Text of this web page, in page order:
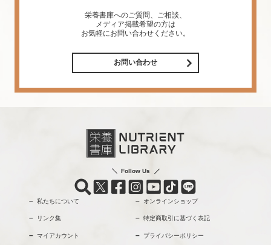
栄養書庫へのご質問、ご相談、
メディア掲載希望の方は
お気軽にお問い合わせください。
お問い合わせ
Follow Us
私たちについて オンラインショップ
リンク集 特定商取引に基づく表記
マイアカウント プライバシーポリシー